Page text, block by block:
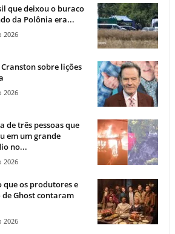
que deixou o buraco
da Polônia era...
2026
sobre lições
2026
de três pessoas que
em um grande
no...
2026
que os produtores e
de Ghost contaram
2026